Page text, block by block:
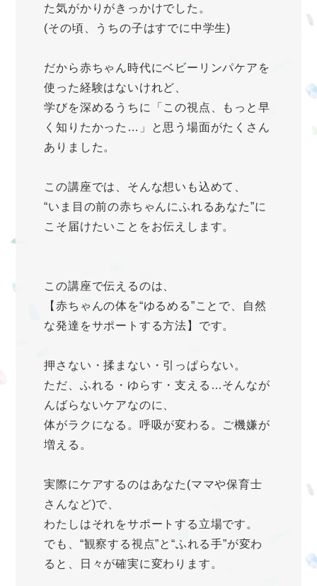
た気がかりがきっかけでした。
(その頃、うちの子はすでに中学生)
だから赤ちゃん時代にベビーリンパケアを
使った経験はないけれど、
学びを深めるうちに「この視点、もっと早
く知りたかった…」と思う場面がたくさん
ありました。
この講座では、そんな想いも込めて、
“いま目の前の赤ちゃんにふれるあなた”に
こそ届けたいことをお伝えします。
この講座で伝えるのは、
【赤ちゃんの体を“ゆるめる”ことで、自然
な発達をサポートする方法】です。
押さない・揉まない・引っぱらない。
ただ、ふれる・ゆらす・支える…そんなが
んばらないケアなのに、
体がラクになる。呼吸が変わる。ご機嫌が
増える。
実際にケアするのはあなた(ママや保育士
さんなど)で、
わたしはそれをサポートする立場です。
でも、“観察する視点”と“ふれる手”が変わ
ると、日々が確実に変わります。